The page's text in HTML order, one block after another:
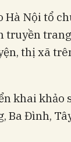
Hà Nội tổ
truyền
thị xã
khai khảo
Ba Đình,